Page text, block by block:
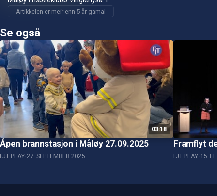
Artikkelen er meir enn 5 år gamal
Se også
03:18
Åpen brannstasjon i Måløy 27.09.2025
FJT PLAY 27. SEPTEMBER 2025
Framflyt
FJT PLAY 15.